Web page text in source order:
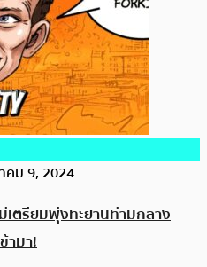
คม 9, 2024
เตรียมพุ่งทะยานท่ามกลาง
ามา!